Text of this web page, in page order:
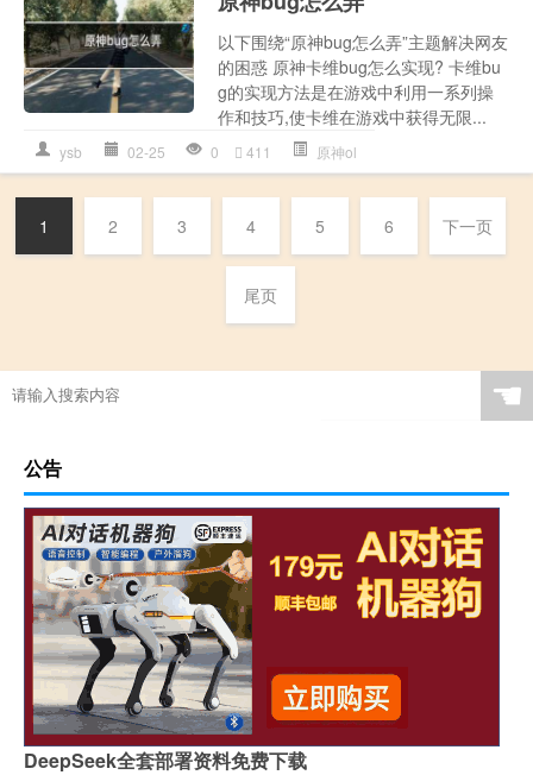
以下围绕“原神bug怎么弄”主题解决网友
的困惑 原神卡维bug怎么实现? 卡维bu
g的实现方法是在游戏中利用一系列操
作和技巧,使卡维在游戏中获得无限...
ysb 02-25 0 411 原神ol
1 2 3 4 5 6 下一页
尾页
☚
公告
DeepSeek全套部署资料免费下载